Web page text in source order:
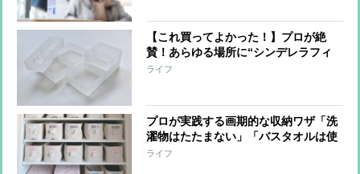
【これ買ってよかった！】プロが絶
賛！あらゆる場所に“シンデレラフィ
ット”する無印良品「整理トレー」の
ライフ
プロが実践する画期的な収納ワザ「洗
濯物はたたまない」「バスタオルは使
わない」
ライフ